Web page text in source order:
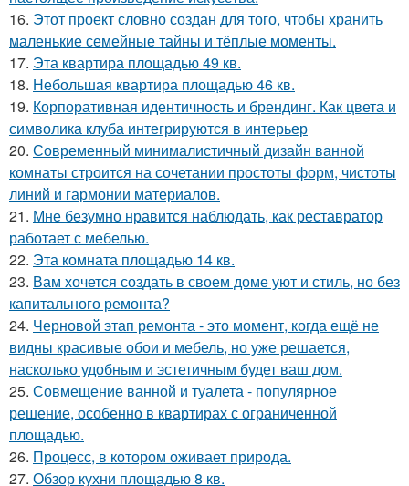
16. Этот проект словно создан для того, чтобы хранить
маленькие семейные тайны и тёплые моменты.
17. Эта квартира площадью 49 кв.
18. Небольшая квартира площадью 46 кв.
19. Корпоративная идентичность и брендинг. Как цвета и
символика клуба интегрируются в интерьер
20. Современный минималистичный дизайн ванной
комнаты строится на сочетании простоты форм, чистоты
линий и гармонии материалов.
21. Мне безумно нравится наблюдать, как реставратор
работает с мебелью.
22. Эта комната площадью 14 кв.
23. Вам хочется создать в своем доме уют и стиль, но без
капитального ремонта?
24. Черновой этап ремонта - это момент, когда ещё не
видны красивые обои и мебель, но уже решается,
насколько удобным и эстетичным будет ваш дом.
25. Совмещение ванной и туалета - популярное
решение, особенно в квартирах с ограниченной
площадью.
26. Процесс, в котором оживает природа.
27. Обзор кухни площадью 8 кв.